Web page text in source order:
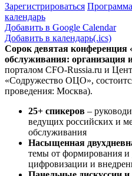
Зарегистрироваться Программа
календарь
Добавить в Google Calendar
Добавить в календарь(.ics)
Сорок девятая
обслуживания: организация
порталом CFO-Russia.ru и
«Содружество ОЦО»,
проведения: Москва).
25+ спикеров –
ведущих российских и
обслуживания
Насыщенная
темы от формирования
цифровизации и